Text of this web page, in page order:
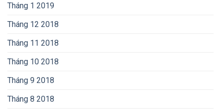
Tháng 1 2019
Tháng 12 2018
Tháng 11 2018
Tháng 10 2018
Tháng 9 2018
Tháng 8 2018